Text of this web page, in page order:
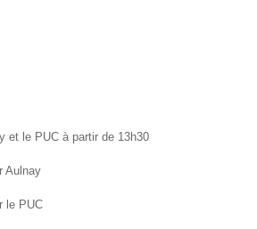
et le PUC à partir de 13h30
Aulnay
le PUC